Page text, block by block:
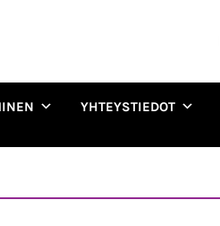
YHTEYSTIEDOT